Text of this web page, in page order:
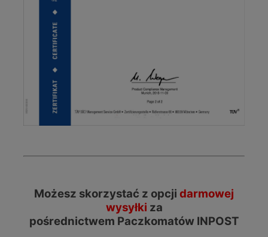
Możesz skorzystać z opcji darmowej
wysyłki za
pośrednictwem Paczkomatów INPOST